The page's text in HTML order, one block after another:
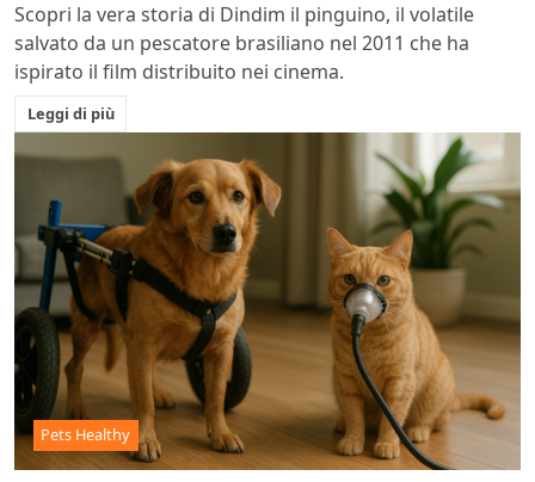
Scopri la vera storia di Dindim il pinguino, il volatile
salvato da un pescatore brasiliano nel 2011 che ha
ispirato il film distribuito nei cinema.
Leggi di più
Pets Healthy